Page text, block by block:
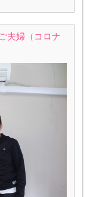
婦（コロナ